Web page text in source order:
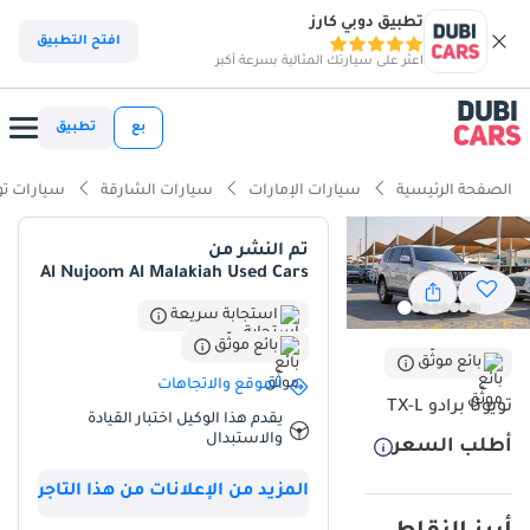
تطبيق دوبي كارز
اعثر على سيارتك المثالية بسرعة أكبر
افتح التطبيق
بع تطبيق
الصفحة الرئيسية سيارات الإمارات سيارات الشارقة سيارات
بائع موثّق
تويوتا برادو TX-L
أطلب السعر
تم النشر من
Al Nujoom Al Malakiah Used Cars
استجابة سريعة
بائع موثّق
الموقع والاتجاهات
يقدم هذا الوكيل اختبار القيادة
والاستبدال
المزيد من الإعلانات من هذا التاجر
ذكاء دوبي كارز
ذكاء دوبيكارز
مصمم خصيصًا للطرق الوعرة
أقل معدل استهلاك في فئته
تصنيف السلامة 5 نجوم من NCAP
ملخص
تُعدّ سيارة تويوتا برادو TX-L موديل 2013 واحدة من أكثر سيارات الدفع
الرباعي العائلية موثوقيةً وطلبًا في سوق دول مجلس التعاون الخليجي، لا
عالية. ورغم أنها موديل 2013، إلا أن كونها سيارة بسبعة مقاعد تعمل